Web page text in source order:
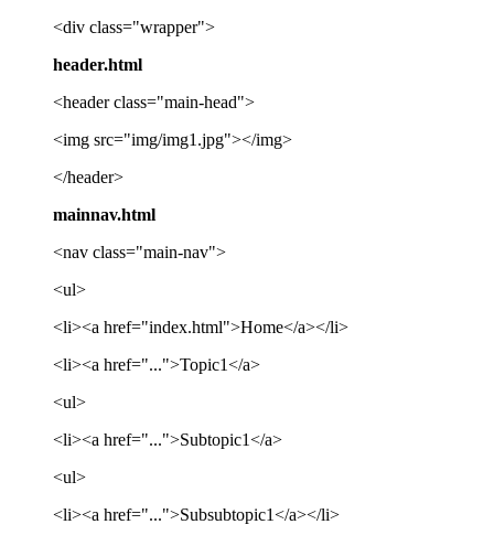
<div class="wrapper">
header.html
<header class="main-head">
<img src="img/img1.jpg"></img>
</header>
mainnav.html
<nav class="main-nav">
<ul>
<li><a href="index.html">Home</a></li>
<li><a href="...">Topic1</a>
<ul>
<li><a href="...">Subtopic1</a>
<ul>
<li><a href="...">Subsubtopic1</a></li>